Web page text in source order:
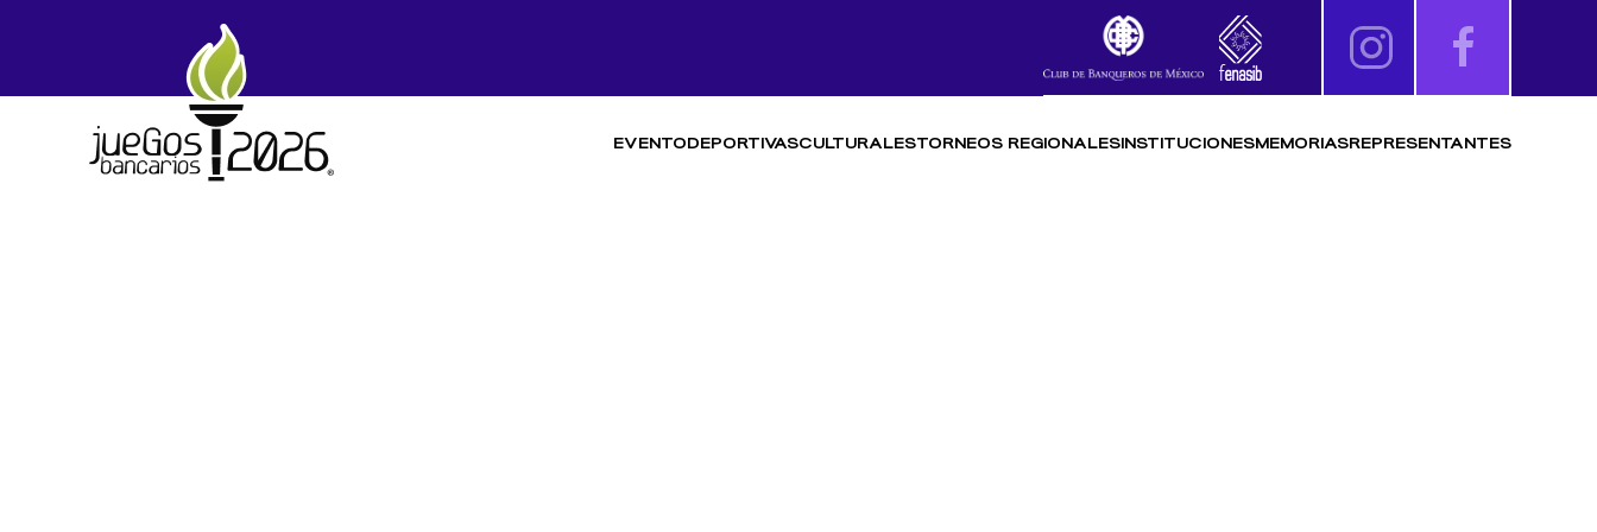
Skip to main content
EVENTODEPORTIVASCULTURALESTORNEOS REGIONALESINSTITUCIONESMEMORIASREPRESENTANTES